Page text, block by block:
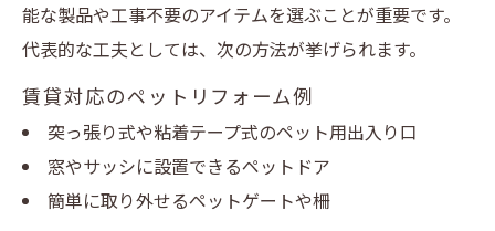
能な製品や工事不要のアイテムを選ぶことが重要です。
代表的な工夫としては、次の方法が挙げられます。
賃貸対応のペットリフォーム例
突っ張り式や粘着テープ式のペット用出入り口
窓やサッシに設置できるペットドア
簡単に取り外せるペットゲートや柵